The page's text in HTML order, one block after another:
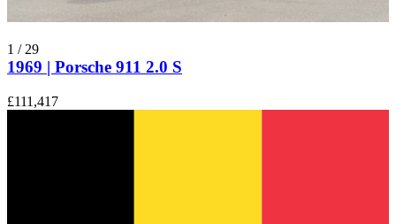
1 / 29
1969 | Porsche 911 2.0 S
£111,417